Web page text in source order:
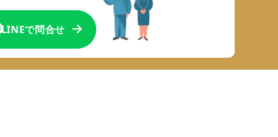
LINEで問合せ